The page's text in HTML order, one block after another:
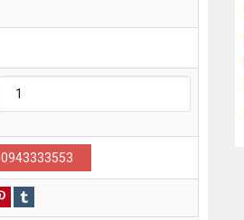
0943333553